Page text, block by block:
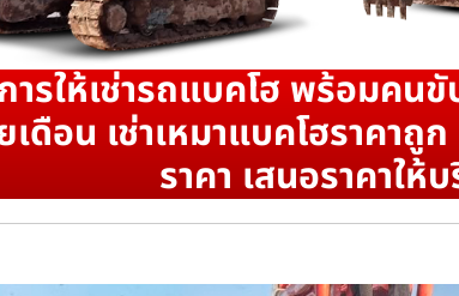
ารให้เช่ารถแบคโฮ พร้อมคนขั
เดือน เช่าเหมาแบคโฮราคา
ราคา เสนอราคาใ